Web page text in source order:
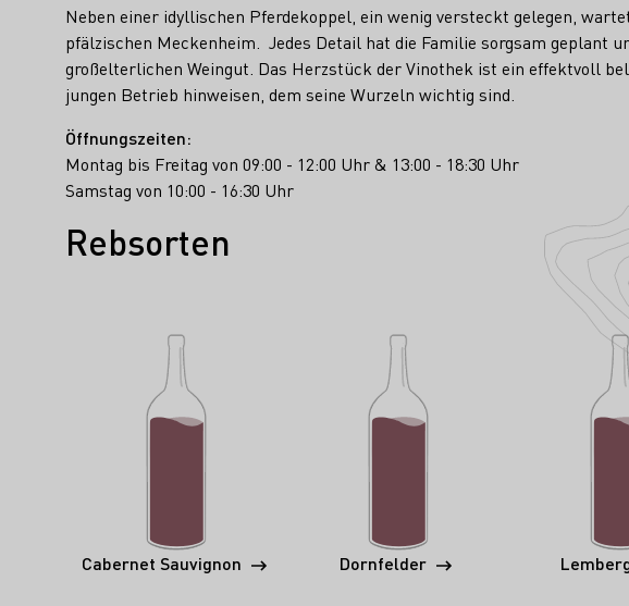
Neben einer idyllischen Pferdekoppel, ein wenig versteckt gelegen,
pfälzischen Meckenheim. Jedes Detail hat die Familie sorgsam geplant
großelterlichen Weingut. Das Herzstück der Vinothek ist ein effektvoll
jungen Betrieb hinweisen, dem seine Wurzeln wichtig sind.
Öffnungszeiten:
Montag bis Freitag von 09:00 - 12:00 Uhr & 13:00 - 18:30 Uhr
Samstag von 10:00 - 16:30 Uhr
Rebsorten
Cabernet Sauvignon Dornfelder